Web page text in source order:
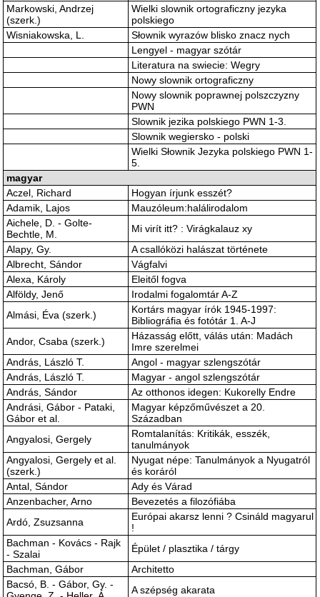
Markowski, Andrzej
(szerk.)
Wielki slownik ortograficzny jezyka
polskiego
Wisniakowska, L.
Słownik wyrazów blisko znacz nych
Lengyel - magyar szótár
Literatura na swiecie: Wegry
Nowy slownik ortograficzny
Nowy slownik poprawnej polszczyzny
PWN
Slownik jezika polskiego PWN 1-3.
Slownik wegiersko - polski
Wielki Słownik Jezyka polskiego PWN 1-
5.
magyar
Aczel, Richard
Hogyan írjunk esszét?
Adamik, Lajos
Mauzóleum:halálirodalom
Aichele, D. - Golte-
Bechtle, M.
Mi virít itt? : Virágkalauz xy
Alapy, Gy.
A csallóközi halászat története
Albrecht, Sándor
Vágfalvi
Alexa, Károly
Eleitől fogva
Alföldy, Jenő
Irodalmi fogalomtár A-Z
Almási, Éva (szerk.)
Kortárs magyar írók 1945-1997:
Bibliográfia és fotótár 1. A-J
Andor, Csaba (szerk.)
Házasság előtt, válás után: Madách
Imre szerelmei
András, László T.
Angol - magyar szlengszótár
András, László T.
Magyar - angol szlengszótár
András, Sándor
Az otthonos idegen: Kukorelly Endre
Andrási, Gábor - Pataki,
Gábor et al.
Magyar képzőművészet a 20.
Században
Angyalosi, Gergely
Romtalanítás: Kritikák, esszék,
tanulmányok
Angyalosi, Gergely et al.
(szerk.)
Nyugat népe: Tanulmányok a Nyugatról
és koráról
Antal, Sándor
Ady és Várad
Anzenbacher, Arno
Bevezetés a filozófiába
Ardó, Zsuzsanna
Európai akarsz lenni ? Csináld magyarul
!
Bachman - Kovács - Rajk
- Szalai
Épület / plasztika / tárgy
Bachman, Gábor
Architetto
Bacsó, B. - Gábor, Gy. -
A szépség akarata